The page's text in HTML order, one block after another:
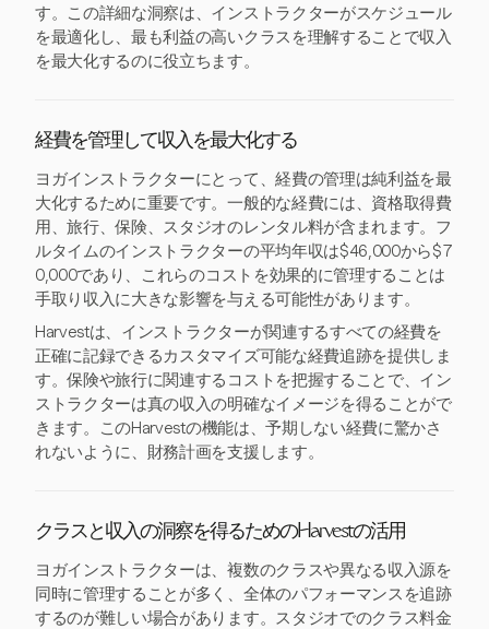
す。この詳細な洞察は、インストラクターがスケジュール
を最適化し、最も利益の高いクラスを理解することで収入
を最大化するのに役立ちます。
経費を管理して収入を最大化する
ヨガインストラクターにとって、経費の管理は純利益を最
大化するために重要です。一般的な経費には、資格取得費
用、旅行、保険、スタジオのレンタル料が含まれます。フ
ルタイムのインストラクターの平均年収は$46,000から$7
0,000であり、これらのコストを効果的に管理することは
手取り収入に大きな影響を与える可能性があります。
Harvestは、インストラクターが関連するすべての経費を
正確に記録できるカスタマイズ可能な経費追跡を提供しま
す。保険や旅行に関連するコストを把握することで、イン
ストラクターは真の収入の明確なイメージを得ることがで
きます。このHarvestの機能は、予期しない経費に驚かさ
れないように、財務計画を支援します。
クラスと収入の洞察を得るためのHarvestの活用
ヨガインストラクターは、複数のクラスや異なる収入源を
同時に管理することが多く、全体のパフォーマンスを追跡
するのが難しい場合があります。スタジオでのクラス料金